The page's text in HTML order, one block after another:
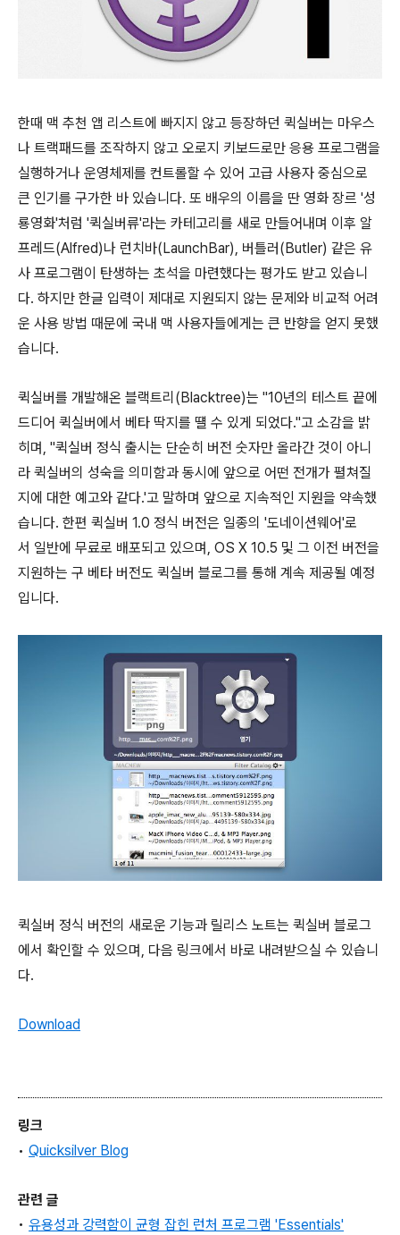
한때 맥 추천 앱 리스트에 빠지지 않고 등장하던 퀵실버는 마우스
나 트랙패드를 조작하지 않고 오로지 키보드로만 응용 프로그램을
실행하거나 운영체제를 컨트롤할 수 있어 고급 사용자 중심으로
큰 인기를 구가한 바 있습니다. 또 배우의 이름을 딴 영화 장르 '성
룡영화'처럼 '퀵실버류'라는 카테고리를 새로 만들어내며 이후 알
프레드(Alfred)나 런치바(LaunchBar), 버틀러(Butler) 같은 유
사 프로그램이 탄생하는 초석을 마련했다는 평가도 받고 있습니
다. 하지만 한글 입력이 제대로 지원되지 않는 문제와 비교적 어려
운 사용 방법 때문에 국내 맥 사용자들에게는 큰 반향을 얻지 못했
습니다.
퀵실버를 개발해온 블랙트리(Blacktree)는 "10년의 테스트 끝에
드디어 퀵실버에서 베타 딱지를 떌 수 있게 되었다."고 소감을 밝
히며, "퀵실버 정식 출시는 단순히 버전 숫자만 올라간 것이 아니
라 퀵실버의 성숙을 의미함과 동시에 앞으로 어떤 전개가 펼쳐질
지에 대한 예고와 같다.'고 말하며 앞으로 지속적인 지원을 약속했
습니다. 한편 퀵실버 1.0 정식 버전은 일종의 '도네이션웨어'로
서 일반에 무료로 배포되고 있으며, OS X 10.5 및 그 이전 버전을
지원하는 구 베타 버전도 퀵실버 블로그를 통해 계속 제공될 예정
입니다.
퀵실버 정식 버전의 새로운 기능과 릴리스 노트는 퀵실버 블로그
에서 확인할 수 있으며, 다음 링크에서 바로 내려받으실 수 있습니
다.
Download
링크
• Quicksilver Blog
관련 글
• 유용성과 강력함이 균형 잡힌 런처 프로그램 'Essentials'